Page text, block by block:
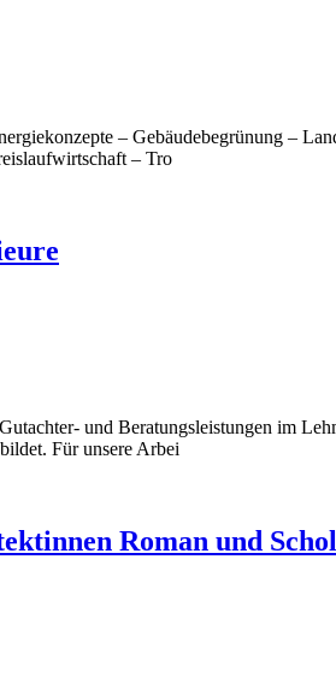
– Gebäudebegrünung –
– Tro
und Beratungsleistungen im
Für unsere Arbei
Roman und